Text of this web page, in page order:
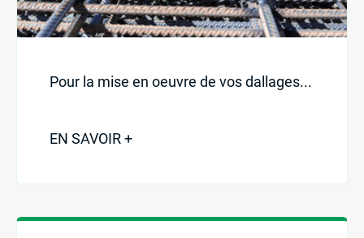
Pour la mise en oeuvre de vos dallages...
EN SAVOIR +